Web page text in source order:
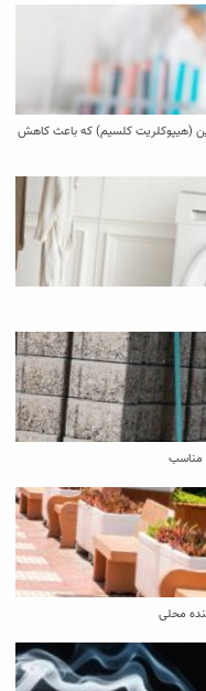
(هیپوکلریت کلسیم) که باعث کاهش
مناسب
محلی